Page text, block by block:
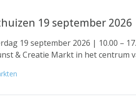
19 september 2026
19 september 2026 | 10.00 –
& Creatie Markt in het centrum